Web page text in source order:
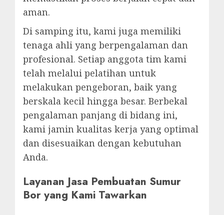
aman.
Di samping itu, kami juga memiliki
tenaga ahli yang berpengalaman dan
profesional. Setiap anggota tim kami
telah melalui pelatihan untuk
melakukan pengeboran, baik yang
berskala kecil hingga besar. Berbekal
pengalaman panjang di bidang ini,
kami jamin kualitas kerja yang optimal
dan disesuaikan dengan kebutuhan
Anda.
Layanan Jasa Pembuatan Sumur
Bor yang Kami Tawarkan